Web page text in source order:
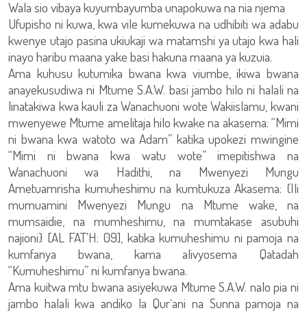
Wala sio vibaya kuyumbayumba unapokuwa na nia njema
Ufupisho ni kuwa, kwa vile kumekuwa na udhibiti wa adabu
kwenye utajo pasina ukiukaji wa matamshi ya utajo kwa hali
inayo haribu maana yake basi hakuna maana ya kuzuia.
Ama kuhusu kutumika bwana kwa viumbe, ikiwa bwana
anayekusudiwa ni Mtume S.A.W. basi jambo hilo ni halali na
linatakiwa kwa kauli za Wanachuoni wote Wakiislamu, kwani
mwenyewe Mtume amelitaja hilo kwake na akasema: “Mimi
ni bwana kwa watoto wa Adam” katika upokezi mwingine
“Mimi ni bwana kwa watu wote” imepitishwa na
Wanachuoni wa Hadithi, na Mwenyezi Mungu
Ametuamrisha kumuheshimu na kumtukuza Akasema: {Ili
mumuamini Mwenyezi Mungu na Mtume wake, na
mumsaidie, na mumheshimu, na mumtakase asubuhi
najioni} [AL FAT'H: 09], katika kumuheshimu ni pamoja na
kumfanya bwana, kama alivyosema Qatadah
“Kumuheshimu” ni kumfanya bwana.
Ama kuitwa mtu bwana asiyekuwa Mtume S.A.W. nalo pia ni
jambo halali kwa andiko la Qur`ani na Sunna pamoja na